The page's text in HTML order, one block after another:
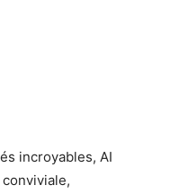
incroyables, AI